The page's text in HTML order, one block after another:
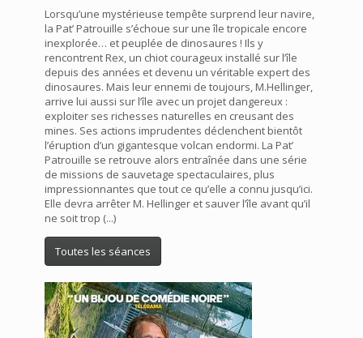
Lorsqu’une mystérieuse tempête surprend leur navire,
la Pat’ Patrouille s’échoue sur une île tropicale encore
inexplorée… et peuplée de dinosaures ! Ils y
rencontrent Rex, un chiot courageux installé sur l’île
depuis des années et devenu un véritable expert des
dinosaures. Mais leur ennemi de toujours, M.Hellinger,
arrive lui aussi sur l’île avec un projet dangereux :
exploiter ses richesses naturelles en creusant des
mines. Ses actions imprudentes déclenchent bientôt
l’éruption d’un gigantesque volcan endormi. La Pat’
Patrouille se retrouve alors entraînée dans une série
de missions de sauvetage spectaculaires, plus
impressionnantes que tout ce qu’elle a connu jusqu’ici.
Elle devra arrêter M. Hellinger et sauver l’île avant qu’il
ne soit trop (...)
Toutes les séances